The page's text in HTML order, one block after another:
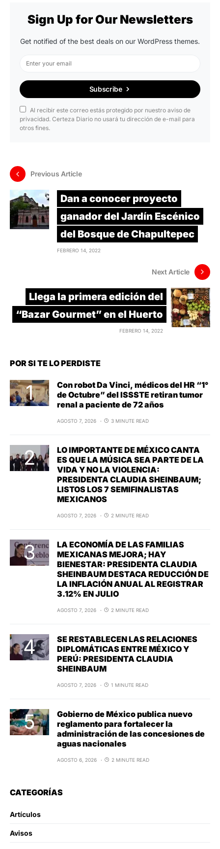
Sign Up for Our Newsletters
Get notified of the best deals on our WordPress themes.
Subscribe
Al recibir este correo estás protegido por nuestro aviso de
privacidad. Certeza Diario no usará tu dirección de e-mail para
otros fines.
Previous Article
Dan a conocer proyecto
ganador del Jardín Escénico
del Bosque de Chapultepec
FEBRERO 14, 2022
Next Article
Llega la primera edición del
“Bazar Gourmet” en el Huerto
FEBRERO 14, 2022
POR SI TE LO PERDISTE
Con robot Da Vinci, médicos del HR “1°
de Octubre” del ISSSTE retiran tumor
renal a paciente de 72 años
AGOSTO 7, 2026 3 MINUTE READ
LO IMPORTANTE DE MÉXICO CANTA
ES QUE LA MÚSICA SEA PARTE DE LA
VIDA Y NO LA VIOLENCIA:
PRESIDENTA CLAUDIA SHEINBAUM;
LISTOS LOS 7 SEMIFINALISTAS
MEXICANOS
AGOSTO 7, 2026 2 MINUTE READ
LA ECONOMÍA DE LAS FAMILIAS
MEXICANAS MEJORA; HAY
BIENESTAR: PRESIDENTA CLAUDIA
SHEINBAUM DESTACA REDUCCIÓN DE
LA INFLACIÓN ANUAL AL REGISTRAR
3.12% EN JULIO
AGOSTO 7, 2026 2 MINUTE READ
SE RESTABLECEN LAS RELACIONES
DIPLOMÁTICAS ENTRE MÉXICO Y
PERÚ: PRESIDENTA CLAUDIA
SHEINBAUM
AGOSTO 7, 2026 1 MINUTE READ
Gobierno de México publica nuevo
reglamento para fortalecer la
administración de las concesiones de
aguas nacionales
AGOSTO 6, 2026 2 MINUTE READ
CATEGORÍAS
Artículos
Avisos